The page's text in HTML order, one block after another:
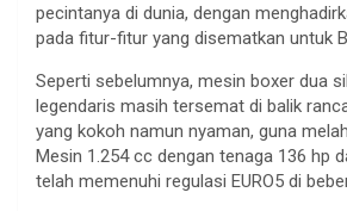
pecintanya di dunia, dengan
pada fitur-fitur yang disematkan untuk
Seperti sebelumnya, mesin boxer dua
legendaris masih tersemat di balik
yang kokoh namun nyaman, guna
Mesin 1.254 cc dengan tenaga 136 hp
telah memenuhi regulasi EURO5 di